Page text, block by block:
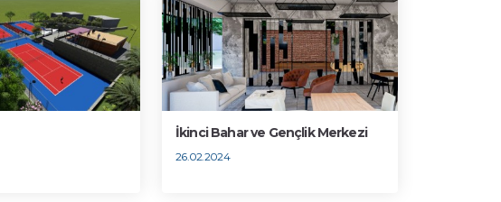
İkinci Bahar ve Gençlik Merkezi
26.02.2024